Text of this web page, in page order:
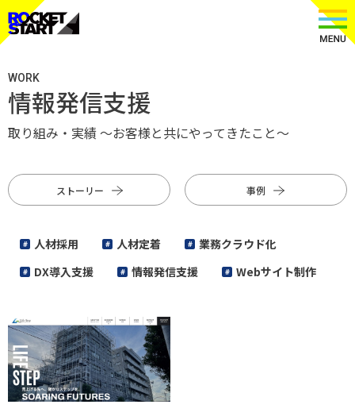
WORK
情報発信支援
取り組み・実績 〜お客様と共にやってきたこと〜
ストーリー 事例
人材採用 人材定着
業務クラウド化
DX導入支援
情報発信支援 Webサイト制作